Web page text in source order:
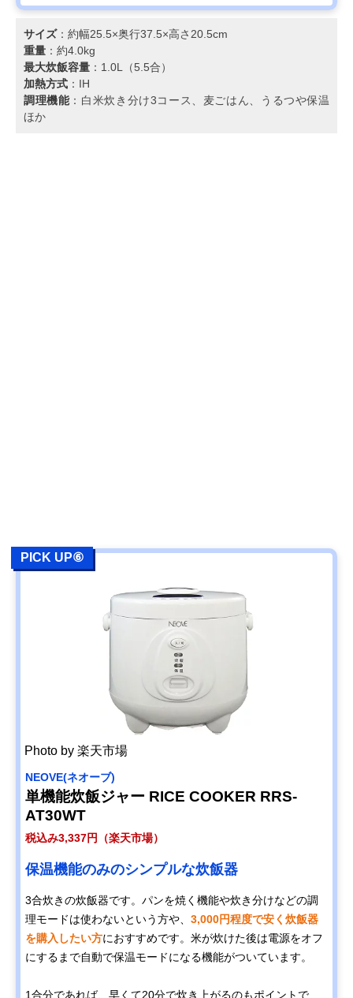
サイズ：約幅25.5×奥行37.5×高さ20.5cm
重量 ：約4.0kg
最大炊飯容量 ：1.0L（5.5合）
加熱方式 ：IH
調理機能：白米炊き分け3コース、麦ごはん、うるつや保温
ほか
PICK UP⑥
Photo by 楽天市場
NEOVE(ネオーブ)
単機能炊飯ジャー RICE COOKER RRS-
AT30WT
税込み3,337円（楽天市場）
保温機能のみのシンプルな炊飯器
3合炊きの炊飯器です。パンを焼く機能や炊き分けなどの調
理モードは使わないという方や、 3,000円程度で安く炊飯器
を購入したい方におすすめです。米が炊けた後は電源をオフ
にするまで自動で保温モードになる機能がついています。
1合分であれば、早くて20分で炊き上がるのもポイントで